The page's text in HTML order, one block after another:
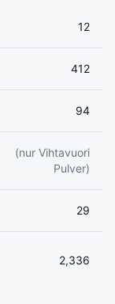
12
412
94
(nur Vihtavuori
Pulver)
29
2,336